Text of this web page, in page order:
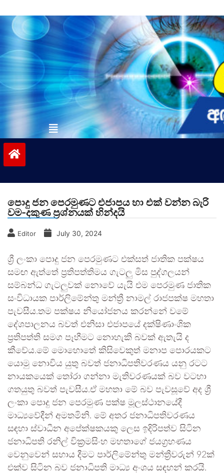
to
contentvinivida.lk
පොදු ජන පෙරමුණට එජාපය හා එක් වන්න බැරි
වම-දකුණ ප්‍රශ්නයක් හින්දයි
Editor July 30, 2024
ශ්‍රී ලංකා පොදු ජන පෙරමුණට එක්සත් ජාතික පක්ෂය
සමඟ ඇත්තේ ප්‍රතිපත්තිමය ගැටලු මිස පුද්ගලයන්
සම්බන්ධ ගැටලුවක් නොවේ යැයි එම පෙරමුණ ජාතික
සංවිධායක පාර්ලිමේන්තු මන්ත්‍රී නාමල් රාජපක්ෂ මහතා
පැවසීය.තම පක්ෂය නියෝජනය කරන්නේ වමේ
දේශපාලනය බවත් එනිසා එජාපයේ දක්ෂිණාංශික
ප්‍රතිපත්ති සමග පෑහීමට නොහැකි බවක් ඇතැයි ද
කීවේය.මේ මොහොතේ කිසිවෙකුත් මනාප පොරයකට
යොමු නොවිය යුතු බවත් ජනාධිපතිවරණය යනු රටට
නායකයෙක් තෝරා ගන්නා මැතිවරණයක් බව වටහා
ගතයුතු බවත් පැවසීය.ඒ මහතා මේ බව පැවසූවේ අද ශ්‍රී
ලංකා පොදු ජන පෙරමුණ පක්ෂ මූලස්ථානයේදී
මාධ්‍යවේදීන් අමතමිනි. මේ අතර ජනාධිපතිවරණය
සඳහා ස්වාධීන අපේක්ෂකයකු ලෙස ඉදිරිපත්ව සිටින
ජනාධිපති රනිල් වික්‍රමසිංහ මහතාගේ ජයග්‍රහණය
වෙනුවෙන් සහාය දීමට පාර්ලිමේන්තු මන්ත්‍රීවරුන් 92ක්
එක්ව සිටින බව ජනාධිපති මාධ්‍ය අංශය සඳහන් කරයි.